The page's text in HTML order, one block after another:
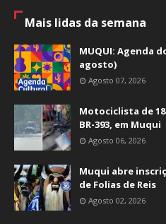
Mais lidas da semana
MUQUI: Agenda
agosto)
Agosto 07, 2026
Motociclista de
BR-393, em Muqui
Agosto 06, 2026
Muqui abre
de Folias de Reis
Agosto 02, 2026